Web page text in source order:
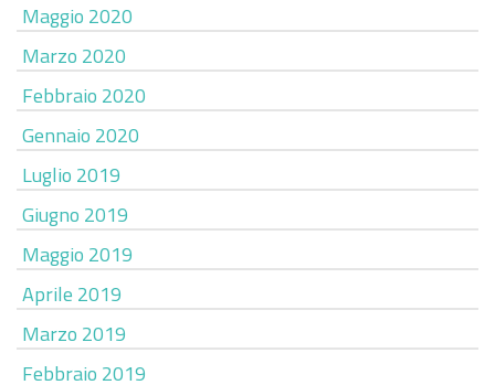
Maggio 2020
Marzo 2020
Febbraio 2020
Gennaio 2020
Luglio 2019
Giugno 2019
Maggio 2019
Aprile 2019
Marzo 2019
Febbraio 2019